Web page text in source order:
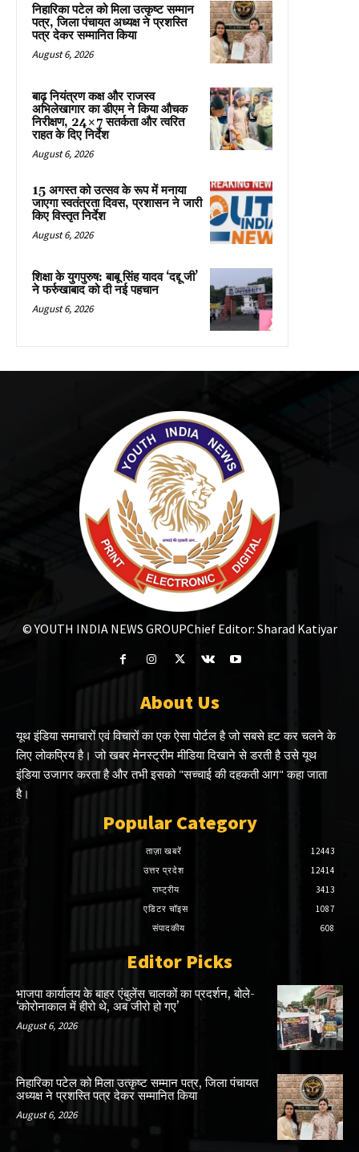
निहारिका पटेल को मिला उत्कृष्ट सम्मान
पत्र, जिला पंचायत अध्यक्ष ने प्रशस्ति
पत्र देकर सम्मानित किया
August 6, 2026
बाढ़ नियंत्रण कक्ष और राजस्व
अभिलेखागार का डीएम ने किया औचक
निरीक्षण, 24×7 सतर्कता और त्वरित
राहत के दिए निर्देश
August 6, 2026
15 अगस्त को उत्सव के रूप में मनाया
जाएगा स्वतंत्रता दिवस, प्रशासन ने जारी
किए विस्तृत निर्देश
August 6, 2026
शिक्षा के युगपुरुष: बाबू सिंह यादव ‘दद्दू जी’
ने फर्रुखाबाद को दी नई पहचान
August 6, 2026
© YOUTH INDIA NEWS GROUPChief Editor: Sharad Katiyar
About Us
यूथ इंडिया समाचारों एवं विचारों का एक ऐसा पोर्टल है जो सबसे हट कर चलने के
लिए लोकप्रिय है। जो खबर मेनस्ट्रीम मीडिया दिखाने से डरती है उसे यूथ
इंडिया उजागर करता है और तभी इसको "सच्चाई की दहकती आग" कहा जाता
है।
Popular Category
ताज़ा खबरें
12443
उत्तर प्रदेश
12414
राष्ट्रीय
3413
एडिटर चॉइस
1087
संपादकीय
608
Editor Picks
भाजपा कार्यालय के बाहर एंबुलेंस चालकों का प्रदर्शन, बोले-
‘कोरोनाकाल में हीरो थे, अब जीरो हो गए’
August 6, 2026
निहारिका पटेल को मिला उत्कृष्ट सम्मान पत्र, जिला पंचायत
अध्यक्ष ने प्रशस्ति पत्र देकर सम्मानित किया
August 6, 2026